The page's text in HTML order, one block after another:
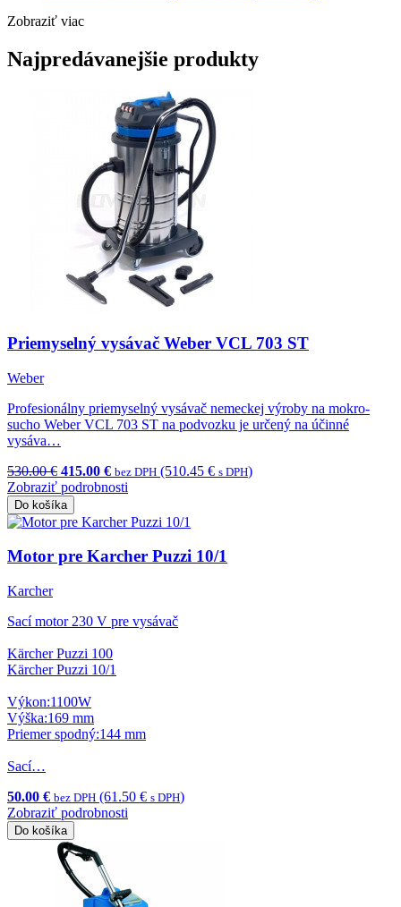
Zobraziť viac
Najpredávanejšie produkty
Priemyselný vysávač Weber VCL 703 ST
Weber
Profesionálny priemyselný vysávač nemeckej výroby na mokro-
sucho Weber VCL 703 ST na podvozku je určený na účinné
vysáva…
530.00 € 415.00 € bez DPH (510.45 € s DPH)
Zobraziť podrobnosti
Do košíka
Motor pre Karcher Puzzi 10/1
Karcher
Sací motor 230 V pre vysávač
Kärcher Puzzi 100
Kärcher Puzzi 10/1
Výkon:1100W
Výška:169 mm
Priemer spodný:144 mm
Sací…
50.00 € bez DPH (61.50 € s DPH)
Zobraziť podrobnosti
Do košíka